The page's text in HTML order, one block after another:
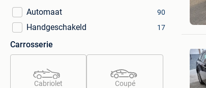
Automaat
90
Handgeschakeld 17
Carrosserie
Cabriolet Coupé